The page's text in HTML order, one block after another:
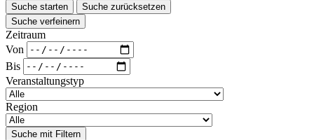
Suche starten
Suche zurücksetzen
Suche verfeinern
Zeitraum
Von
Bis
Veranstaltungstyp
Region
Suche mit Filtern